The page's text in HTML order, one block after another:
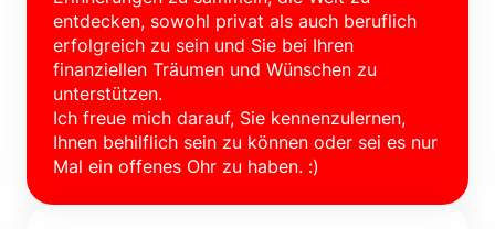
entdecken, sowohl privat als auch beruflich
erfolgreich zu sein und Sie bei Ihren
finanziellen Träumen und Wünschen zu
unterstützen.
Ich freue mich darauf, Sie kennenzulernen,
Ihnen behilflich sein zu können oder sei es nur
Mal ein offenes Ohr zu haben. :)